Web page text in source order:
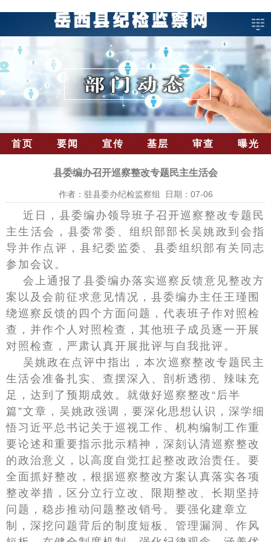
首页 要闻 宣传 基层 审查 曝光
县委编办召开巡察整改专题民主生活会
作者：驻县委办纪检监察组 日期：07-06
近日，县委编办领导班子召开巡察整改专题民
主生活会，县委常委、组织部部长吴姚政到会指
导并作点评，县纪委监委、县委组织部有关同志
参加会议。
会上通报了县委编办落实巡察反馈意见整改方
案以及会前征求意见情况，县委编办主任王瑾围
绕巡察反馈的四个方面问题，代表班子作对照检
查，并作个人对照检查，其他班子成员逐一开展
对照检查，严肃认真开展批评与自我批评。
吴姚政在点评中指出，本次巡察整改专题民主
生活会准备扎实、查摆深入、剖析透彻、辣味充
足，达到了预期成效。就做好巡察整改“后半
篇”文章，吴姚政强调，要深化思想认识，深学细
悟习近平总书记关于巡视工作、机构编制工作重
要论述和重要指示批示精神，深刻认清巡察整改
的政治意义，以高度自觉扛起整改政治责任。要
全面抓好整改，根据巡察整改方案认真落实各项
整改举措，区分立行立改、限期整改、长期坚持
问题，稳步推动问题整改销号。要强化建章立
制，深挖问题背后的制度短板、管理漏洞、作风